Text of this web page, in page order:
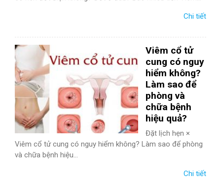
Chi tiết
Viêm cổ tử
cung có nguy
hiểm không?
Làm sao để
phòng và
chữa bệnh
hiệu quả?
Đặt lịch hẹn ×
Viêm cổ tử cung có nguy hiểm không? Làm sao để phòng
và chữa bệnh hiệu...
Chi tiết